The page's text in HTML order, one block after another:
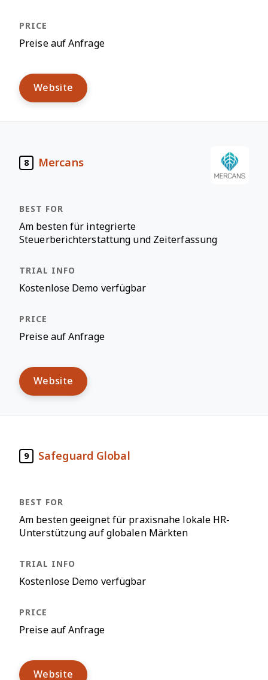
Preise auf Anfrage
Website
8 Mercans
Am besten für integrierte
Steuerberichterstattung und Zeiterfassung
Kostenlose Demo verfügbar
Preise auf Anfrage
Website
9 Safeguard Global
Am besten geeignet für praxisnahe lokale HR-
Unterstützung auf globalen Märkten
Kostenlose Demo verfügbar
Preise auf Anfrage
Website